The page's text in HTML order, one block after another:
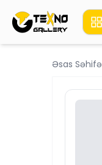
Əsas Səhifə